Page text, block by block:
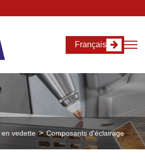
Français
en vedette Composants d'éclairage